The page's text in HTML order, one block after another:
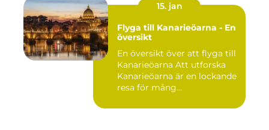
15. jan
Flyga till Kanarieöarna - En
översikt
En översikt över att flyga till
Kanarieöarna Att utforska
Kanarieöarna är en lockande
resa för mång...